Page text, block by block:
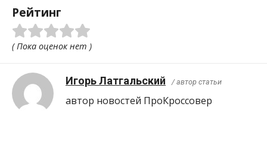
Рейтинг
( Пока оценок нет )
Игорь Латгальский / автор статьи
автор новостей ПроКроcсовер